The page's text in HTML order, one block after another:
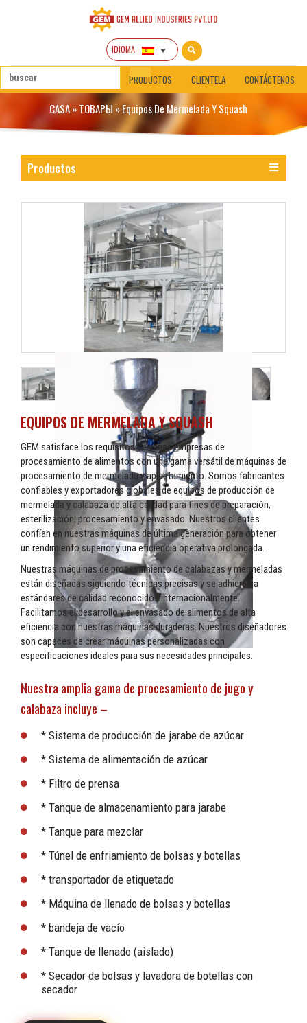
IDIOMA
CASA PRODUCTOS CLIENTELA CONTÁCTENOS
CASA»ТОВАРЫ»Equipos De Mermelada Y Squash
Productos
EQUIPOS DE MERMELADA Y SQUASH
GEM satisface los requisitos de varias empresas de
procesamiento de alimentos con una gama versátil de máquinas de
procesamiento de mermelada y aplastamiento. Somos fabricantes
confiables y exportadores globales de equipos de producción de
mermelada y calabaza de alta calidad para fines de preparación,
esterilización, procesamiento y envasado. Nuestros clientes
confían en nuestras máquinas de última generación para obtener
un rendimiento superior y una eficiencia operativa prolongada.
Nuestras máquinas de procesamiento de calabazas y mermeladas
están diseñadas siguiendo técnicas precisas y se adhieren a
estándares de calidad reconocidos internacionalmente.
Facilitamos el desarrollo y el envasado de alimentos de alta
eficiencia con nuestras máquinas duraderas. Nuestros diseñadores
son capaces de crear máquinas personalizadas con
especificaciones ideales para sus necesidades principales.
Nuestra amplia gama de procesamiento de jugo y
calabaza incluye –
* Sistema de producción de jarabe de azúcar
* Sistema de alimentación de azúcar
* Filtro de prensa
* Tanque de almacenamiento para jarabe
* Tanque para mezclar
* Túnel de enfriamiento de bolsas y botellas
* transportador de etiquetado
* Máquina de llenado de bolsas y botellas
* bandeja de vacío
* Tanque de llenado (aislado)
* Secador de bolsas y lavadora de botellas con
secador